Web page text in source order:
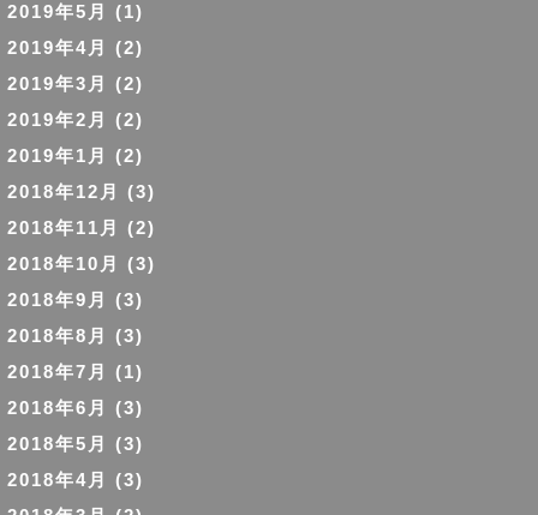
2019年5月
(1)
2019年4月
(2)
2019年3月
(2)
2019年2月
(2)
2019年1月
(2)
2018年12月
(3)
2018年11月
(2)
2018年10月
(3)
2018年9月
(3)
2018年8月
(3)
2018年7月
(1)
2018年6月
(3)
2018年5月
(3)
2018年4月
(3)